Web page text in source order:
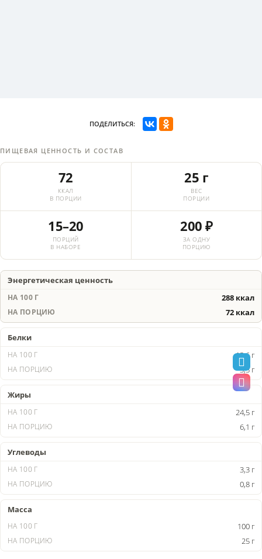
ПОДЕЛИТЬСЯ:
ПИЩЕВАЯ ЦЕННОСТЬ И СОСТАВ
72
ККАЛ
В ПОРЦИИ
25 г
ВЕС
ПОРЦИИ
15–20
ПОРЦИЙ
В НАБОРЕ
200 ₽
ЗА ОДНУ
ПОРЦИЮ
Энергетическая ценность
288 ккал
72 ккал
Белки
13,6 г
3,5 г
Жиры
24,5 г
6,1 г
Углеводы
3,3 г
0,8 г
Масса
100 г
25 г